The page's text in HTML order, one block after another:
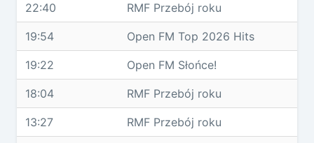
22:40 RMF Przebój roku
19:54 Open FM Top 2026 Hits
19:22 Open FM Słońce!
18:04 RMF Przebój roku
13:27 RMF Przebój roku